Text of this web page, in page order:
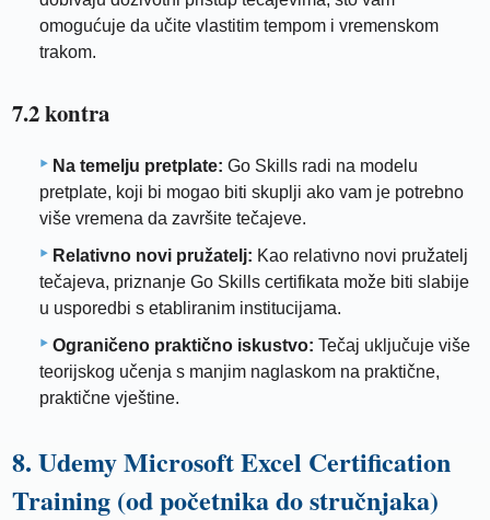
omogućuje da učite vlastitim tempom i vremenskom
trakom.
7.2 kontra
Na temelju pretplate: Go Skills radi na modelu
pretplate, koji bi mogao biti skuplji ako vam je potrebno
više vremena da završite tečajeve.
Relativno novi pružatelj: Kao relativno novi pružatelj
tečajeva, priznanje Go Skills certifikata može biti slabije
u usporedbi s etabliranim institucijama.
Ograničeno praktično iskustvo: Tečaj uključuje više
teorijskog učenja s manjim naglaskom na praktične,
praktične vještine.
8. Udemy Microsoft Excel Certification
Training (od početnika do stručnjaka)